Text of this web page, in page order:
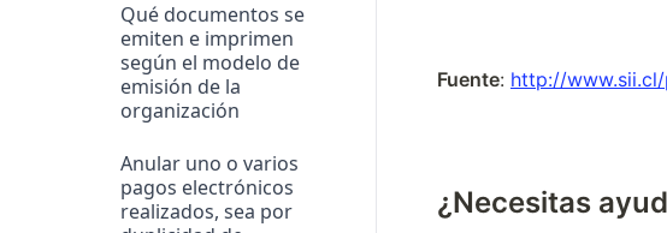
Qué documentos se
emiten e imprimen
según el modelo de
emisión de la
organización
Anular uno o varios
pagos electrónicos
realizados, sea por
Fuente: http://www.sii.cl/
¿Necesitas